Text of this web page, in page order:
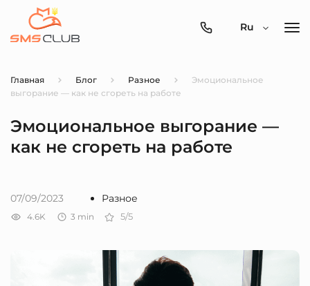
0800-
Ru
Главная Блог Разное
Эмоциональное
выгорание — как не сгореть на работе
Эмоциональное выгорание —
как не сгореть на работе
07/09/2023 Разное
4.6K 3 min 5/5